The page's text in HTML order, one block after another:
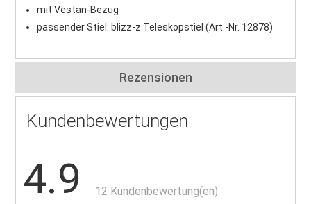
mit Vestan-Bezug
passender Stiel: blizz-z Teleskopstiel (Art.-Nr. 12878)
Rezensionen
Kundenbewertungen
4.9 12 Kundenbewertung(en)